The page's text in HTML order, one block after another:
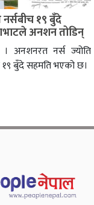
१९ बुँदे
अनशन तोडिन्
अनशनरत नर्स ज्योति
१९ बुँदे सहमति भएको छ।